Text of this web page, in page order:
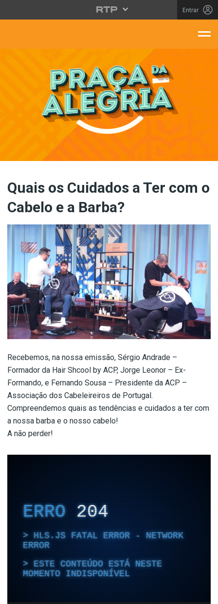
Saltar para o conteúdo principal
Entrar
Quais os Cuidados a Ter com o
Cabelo e a Barba?
Recebemos, na nossa emissão, Sérgio Andrade –
Formador da Hair Shcool by ACP, Jorge Leonor – Ex-
Formando, e Fernando Sousa – Presidente da ACP –
Associação dos Cabeleireiros de Portugal.
Compreendemos quais as tendências e cuidados a ter com
a nossa barba e o nosso cabelo!
A não perder!